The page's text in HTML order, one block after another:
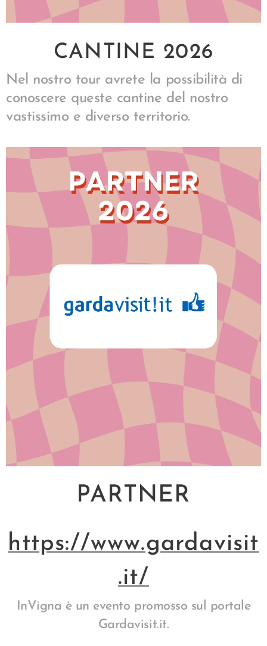
CANTINE 2026
Nel nostro tour avrete la possibilità di
conoscere queste cantine del nostro
vastissimo e diverso territorio.
PARTNER
https://www.gardavisit
.it/
InVigna è un evento promosso sul portale
Gardavisit.it.